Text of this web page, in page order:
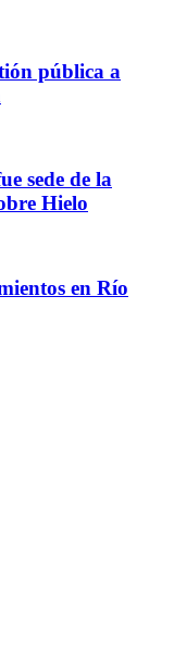
pública a
sede de la
Hielo
en Río